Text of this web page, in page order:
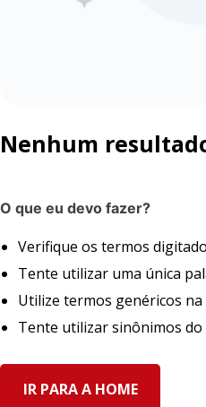
Nenhum
O que eu devo fazer?
Verifique os termos
Tente utilizar uma única
Utilize termos genéricos na
Tente utilizar sinônimos do
IR PARA A HOME